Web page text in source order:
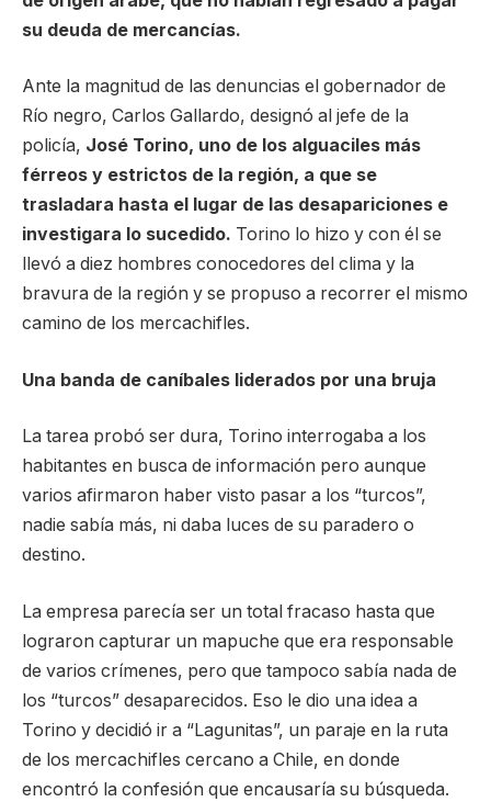
su deuda de mercancías.
Ante la magnitud de las denuncias el gobernador de
Río negro, Carlos Gallardo, designó al jefe de la
policía, José Torino, uno de los alguaciles más
férreos y estrictos de la región, a que se
trasladara hasta el lugar de las desapariciones e
investigara lo sucedido. Torino lo hizo y con él se
llevó a diez hombres conocedores del clima y la
bravura de la región y se propuso a recorrer el mismo
camino de los mercachifles.
Una banda de caníbales liderados por una bruja
La tarea probó ser dura, Torino interrogaba a los
habitantes en busca de información pero aunque
varios afirmaron haber visto pasar a los “turcos”,
nadie sabía más, ni daba luces de su paradero o
destino.
La empresa parecía ser un total fracaso hasta que
lograron capturar un mapuche que era responsable
de varios crímenes, pero que tampoco sabía nada de
los “turcos” desaparecidos. Eso le dio una idea a
Torino y decidió ir a “Lagunitas”, un paraje en la ruta
de los mercachifles cercano a Chile, en donde
encontró la confesión que encausaría su búsqueda.